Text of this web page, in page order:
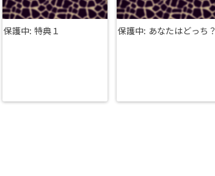
保護中: 特典１ 保護中: あなたはどっち？